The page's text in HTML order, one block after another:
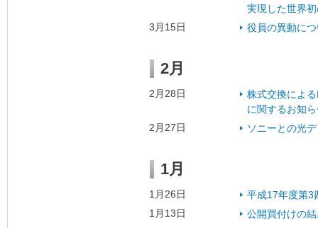
実現した世界
3月15日
役員の異動に
2月
2月28日
株式交換によ
に関するお知
2月27日
ソニーとの光
1月
1月26日
平成17年度第3
1月13日
公開買付けの